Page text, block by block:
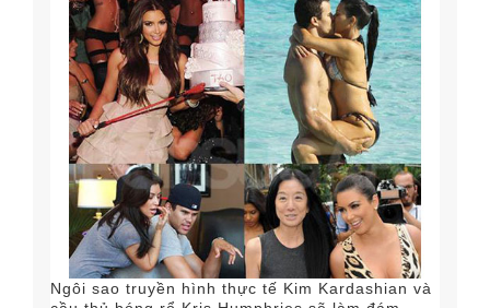
Ngôi sao truyền hình thực tế Kim Kardashian và